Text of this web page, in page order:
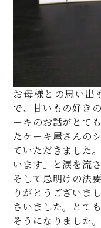
お母様との思い出
で、甘いもの好き
ーキのお話がとて
たケーキ屋さんの
ていただきました
います」と涙を流
そして忌明けの法
りがとうございま
さいました。とて
そうになりました。